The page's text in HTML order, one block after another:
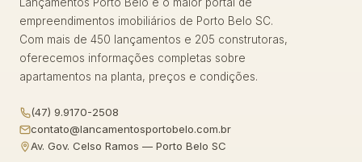
empreendimentos imobiliários de Porto Belo SC.
Com mais de 450 lançamentos e 205 construtoras,
oferecemos informações completas sobre
apartamentos na planta, preços e condições.
(47) 9.9170-2508
contato@lancamentosportobelo.com.br
Av. Gov. Celso Ramos — Porto Belo SC